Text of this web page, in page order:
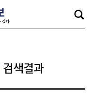
검색결과